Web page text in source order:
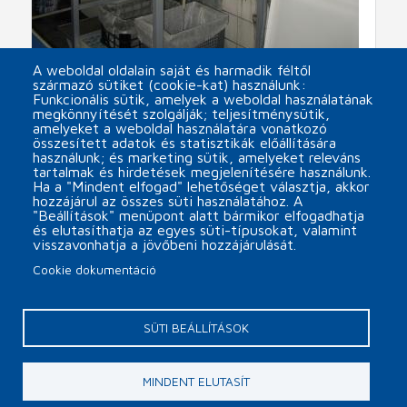
SEPARFLEX 250 MA új félautomata
festékkiválasztó szeparátor
arrow_forward
A weboldal oldalain saját és harmadik féltől
származó sütiket (cookie-kat) használunk:
Funkcionális sütik, amelyek a weboldal használatának
megkönnyítését szolgálják; teljesítménysütik,
amelyeket a weboldal használatára vonatkozó
összesített adatok és statisztikák előállítására
használunk; és marketing sütik, amelyeket releváns
tartalmak és hirdetések megjelenítésére használunk.
Ha a "Mindent elfogad" lehetőséget választja, akkor
hozzájárul az összes süti használatához. A
"Beállítások" menüpont alatt bármikor elfogadhatja
és elutasíthatja az egyes süti-típusokat, valamint
visszavonhatja a jövőbeni hozzájárulását.
Cookie dokumentáció
SÜTI BEÁLLÍTÁSOK
MINDENT ELUTASÍT
PätaCookie beállítások Kapcsolat
Copyright © 2026 MINOR Plus, s.r.o.
webdesign by